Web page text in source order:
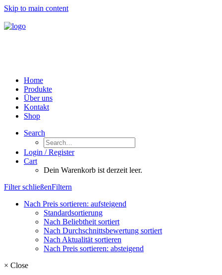
Skip to main content
Home
Produkte
Über uns
Kontakt
Shop
Search
Login / Register
Cart
Dein Warenkorb ist derzeit leer.
Filter schließenFiltern
Nach Preis sortieren: aufsteigend
Standardsortierung
Nach Beliebtheit sortiert
Nach Durchschnittsbewertung sortiert
Nach Aktualität sortieren
Nach Preis sortieren: absteigend
× Close